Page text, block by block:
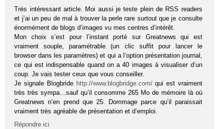
Très intéressant article. Moi aussi je teste plein de RSS readers
et j’ai un peu de mal à trouver la perle rare surtout que je consulte
énormément de blogs d’images vu mes centres d’intérêt.
Mon choix s’est pour l’instant porté sur Greatnews qui est
vraiment souple, paramétrable (un clic suffit pour lancer le
browser dans les paramètres) et qui a l’option présentation journal,
ce qui est indispensable quand on a 40 images à visualiser d’un
coup. Je vais tester ceux que vous conseiller.
Je signale Blogbride http://www.blogbridge.com/qui est vraiment
très très sympa…sauf qu’il consomme 265 Mo de mémoire là où
Greatnews n’en prend que 25. Dommage parce qu’il paraissait
vraiment très agréable de présentation et d’emploi.
Répondre ici